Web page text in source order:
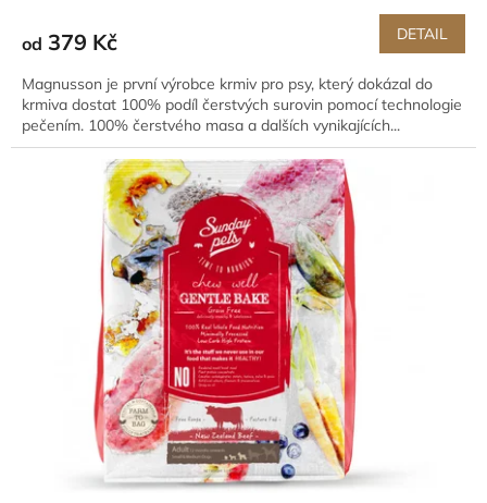
od 379 Kč DETAIL
Magnusson je první výrobce krmiv pro psy, který dokázal do
krmiva dostat 100% podíl čerstvých surovin pomocí technologie
pečením. 100% čerstvého masa a dalších vynikajících...